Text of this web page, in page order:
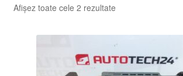
Afișez toate cele 2 rezultateSortat
cele
mai
recente